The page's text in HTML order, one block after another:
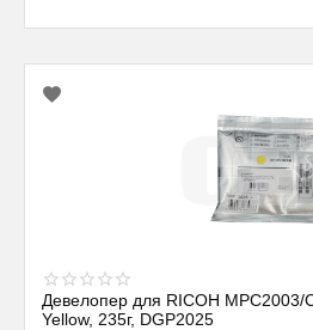
Девелопер для RICOH MPC2003/
Yellow, 235г, DGP2025